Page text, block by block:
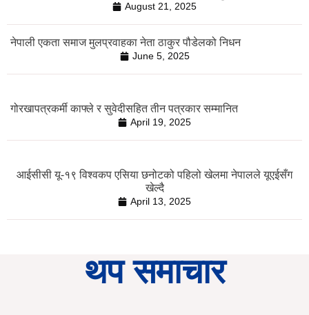
August 21, 2025
नेपाली एकता समाज मुलप्रवाहका नेता ठाकुर पौडेलको निधन
June 5, 2025
गोरखापत्रकर्मी काफ्ले र सुवेदीसहित तीन पत्रकार सम्मानित
April 19, 2025
आईसीसी यू-१९ विश्वकप एसिया छनोटको पहिलो खेलमा नेपालले यूएईसँग
खेल्दै
April 13, 2025
थप समाचार